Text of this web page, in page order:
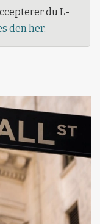
du L-
den her.